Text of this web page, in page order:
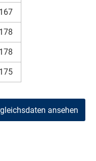
167
178
178
175
ansehen